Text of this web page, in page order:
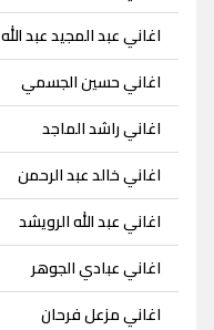
اغاني عبد المجيد عبد الله
اغاني حسين الجسمي
اغاني راشد الماجد
اغاني خالد عبد الرحمن
اغاني عبد الله الرويشد
اغاني عبادي الجوهر
اغاني مزعل فرحان